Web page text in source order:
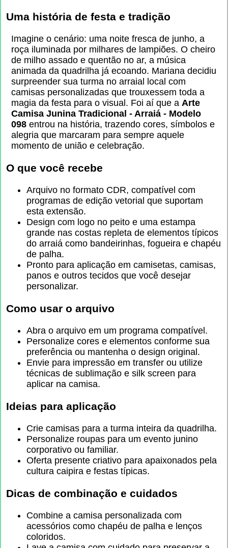
Uma história de festa e tradição
Imagine o cenário: uma noite fresca de junho, a
roça iluminada por milhares de lampiões. O cheiro
de milho assado e quentão no ar, a música
animada da quadrilha já ecoando. Mariana decidiu
surpreender sua turma no arraial local com
camisas personalizadas que trouxessem toda a
magia da festa para o visual. Foi aí que a Arte
Camisa Junina Tradicional - Arraiá - Modelo
098 entrou na história, trazendo cores, símbolos e
alegria que marcaram para sempre aquele
momento de união e celebração.
O que você recebe
Arquivo no formato CDR, compatível com
programas de edição vetorial que suportam
esta extensão.
Design com logo no peito e uma estampa
grande nas costas repleta de elementos típicos
do arraiá como bandeirinhas, fogueira e chapéu
de palha.
Pronto para aplicação em camisetas, camisas,
panos e outros tecidos que você desejar
personalizar.
Como usar o arquivo
Abra o arquivo em um programa compatível.
Personalize cores e elementos conforme sua
preferência ou mantenha o design original.
Envie para impressão em transfer ou utilize
técnicas de sublimação e silk screen para
aplicar na camisa.
Ideias para aplicação
Crie camisas para a turma inteira da quadrilha.
Personalize roupas para um evento junino
corporativo ou familiar.
Oferta presente criativo para apaixonados pela
cultura caipira e festas típicas.
Dicas de combinação e cuidados
Combine a camisa personalizada com
acessórios como chapéu de palha e lenços
coloridos.